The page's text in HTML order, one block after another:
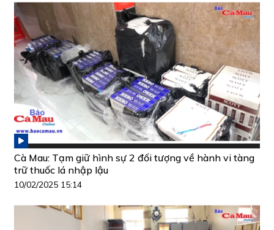
Cà Mau: Tạm giữ hình sự 2 đối tượng về hành vi tàng
trữ thuốc lá nhập lậu
10/02/2025 15:14